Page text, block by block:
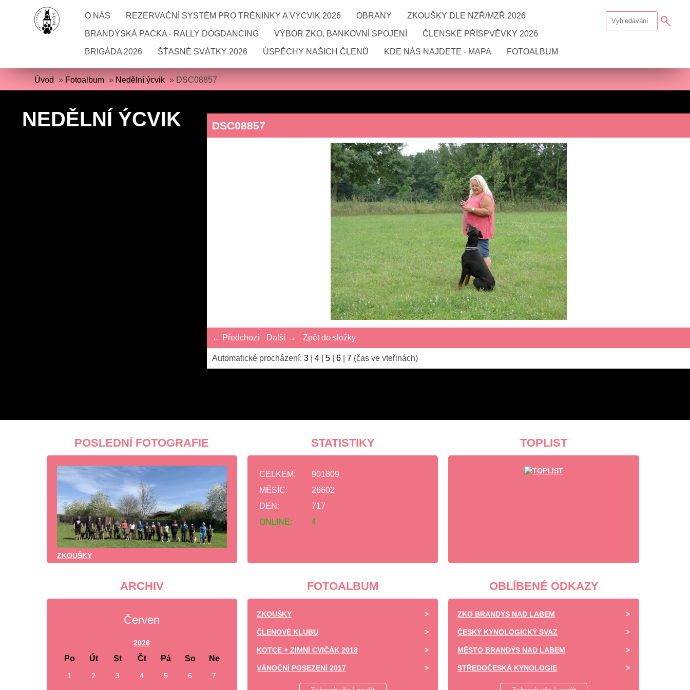
O NÁS REZERVAČNÍ SYSTÉM PRO TRÉNINKY A VÝCVIK 2026 OBRANY ZKOUŠKY DLE NZŘ/MZŘ 2026
BRANDÝSKÁ PACKA - RALLY DOGDANCING VÝBOR ZKO, BANKOVNÍ SPOJENÍ ČLENSKÉ PŘÍSPVĚVKY 2026
BRIGÁDA 2026 ŠŤASNÉ SVÁTKY 2026 ÚSPĚCHY NAŠICH ČLENŮ KDE NÁS NAJDETE - MAPA FOTOALBUM
Úvod » Fotoalbum » Nedělní ýcvik » DSC08857
NEDĚLNÍ ÝCVIK DSC08857
← Předchozí Další → Zpět do složky
Automatické procházení:3 |4 |5 |6 |7 (čas ve vteřinách)
POSLEDNÍ FOTOGRAFIE
ZKOUŠKY
STATISTIKY
ONLINE: 4
CELKEM:
901809
MĚSÍC:
26602
DEN:
717
TOPLIST
ARCHIV
Červen
2026
Po Út St Čt Pá So Ne
1 2 3 4 5 6 7
FOTOALBUM
ZKOUŠKY
ČLENOVÉ KLUBU
KOTCE + ZIMNÍ CVIČÁK 2018
VÁNOČNÍ POSEZENÍ 2017
DĚTSKÝ DEN ZÁPY 2017 -UKÁZKA VÝCVIKU
OBLÍBENÉ ODKAZY
ZKO BRANDÝS NAD LABEM
ČESKÝ KYNOLOGICKÝ SVAZ
MĚSTO BRANDÝS NAD LABEM
STŘEDOČESKÁ KYNOLOGIE
DAISY OF HIGHLAND - CHOVATELSKÁ STANICE -